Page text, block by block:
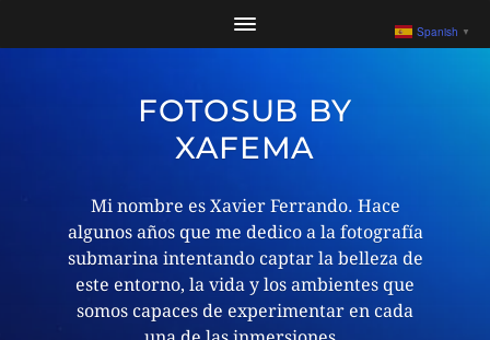
FOTOSUB BY
XAFEMA
Mi nombre es Xavier Ferrando. Hace
algunos años que me dedico a la fotografía
submarina intentando captar la belleza de
este entorno, la vida y los ambientes que
somos capaces de experimentar en cada
Spanish ▼